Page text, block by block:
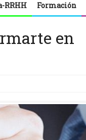
RRHH Formación
en